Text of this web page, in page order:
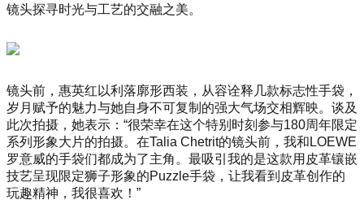
镜头探寻时光与工艺的交融之美。
镜头前，惠英红以利落廓形西装，从容诠释几款标志性手袋，
岁月赋予的魅力与她自身不可复制的强大气场交相辉映。谈及
此次拍摄，她表示：“很荣幸在这个特别时刻参与180周年限定
系列形象大片的拍摄。在Talia Chetrit的镜头前，我和LOEWE
罗意威的手袋们都成为了主角。最吸引我的是这款用皮革镶嵌
技艺呈现限定狮子形象的Puzzle手袋，让我看到皮革创作的
玩趣精神，我很喜欢！”